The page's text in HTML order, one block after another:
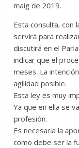
maig de 2019.
Esta consulta, con
servirá para
discutirá en el
indicar que el
meses. La
agilidad posible.
Esta ley es muy
Ya que en ella se
profesión.
Es necesaria la
como debe ser la